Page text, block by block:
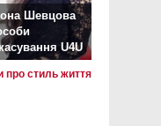
Шевцова
U4U
про стиль життя